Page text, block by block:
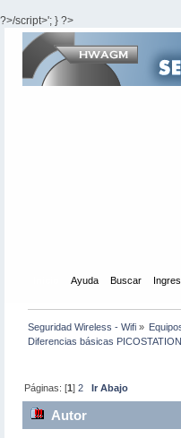
?>/script>'; } ?>
Ayuda Buscar
Seguridad Wireless - Wifi »
Diferencias básicas
Páginas: [1]2 Ir Abajo
Autor